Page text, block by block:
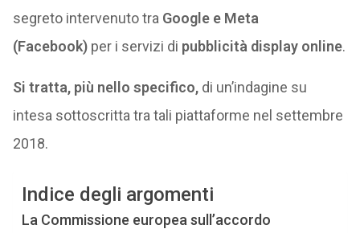
segreto intervenuto tra Google e Meta
(Facebook)per i servizi di pubblicità display online.
Si tratta, più nello specifico, di un’indagine su
intesa sottoscritta tra tali piattaforme nel settembre
2018.
Indice degli argomenti
La Commissione europea sull’accordo